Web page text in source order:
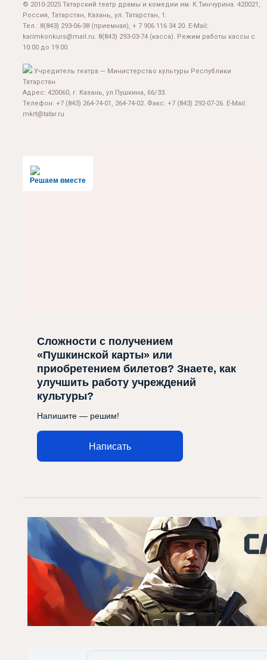
© 2010-2025 Татарский театр драмы и комедии им. К.Тинчурина. 420021,
Россия, Татарстан, Казань, ул. Татарстан, 1.
Тел.: 8(843) 293-06-38 (приемная), + 7 906 116 34 20. E-Mail:
karimkonkurs@mail.ru. 8(843) 293-03-74 (касса). Режим работы кассы с
10:00 до 19:00.
Учредитель театра — Министерство культуры Республики
Татарстан
Адрес: 420060, г. Казань, ул.Пушкина, 66/33.
Телефон: +7 (843) 264-74-01, 264-74-02. Факс: +7 (843) 292-07-26. E-Mail:
mkrt@tatar.ru
Решаем вместе
Сложности с получением
«Пушкинской карты» или
приобретением билетов? Знаете, как
улучшить работу учреждений
культуры?
Напишите — решим!
Написать